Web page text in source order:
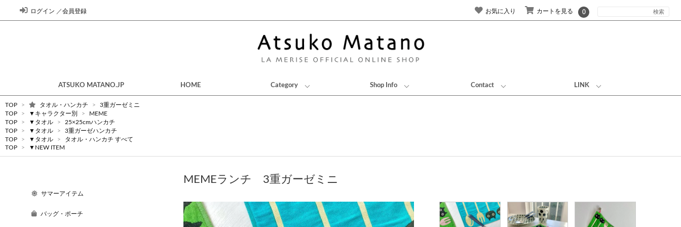
ログイン ／会員登録 お気に入り カートを見る 0
ATSUKO MATANO.JP HOME Category Shop Info Contact LINK
TOP > タオル・ハンカチ >
3重ガーゼミニ
TOP
> ▼キャラクター別 >
MEME
TOP
> ▼タオル >
25×25cmハンカチ
TOP
> ▼タオル >
3重ガーゼハンカチ
TOP
> ▼タオル >
タオル・ハンカチ すべて
TOP
> ▼NEW ITEM
サマーアイテム
バッグ・ポーチ
MEMEランチ 3重ガーゼミニ